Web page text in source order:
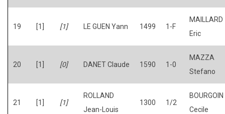
19 [1] [1] LE GUEN Yann 1499 1-F
MAILLARD
Eric
20 [1] [0] DANET Claude 1590 1-0
MAZZA
Stefano
21 [1] [1]
ROLLAND
Jean-Louis
1300 1/2
BOURGOIN
Cecile